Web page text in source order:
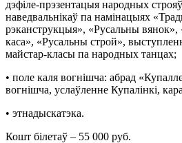
дэфіле-прэзентацыя народных
наведвальнікаў па намінацыях
рэканструкцыя», «Русальны вянок»,
каса», «Русальны строй»,
майстар-класы па народных танцах;
• поле каля вогнішча: абрад
вогнішча, услаўленне Купалінкі,
• этнадыскатэка.
Кошт білетаў – 55 000 руб.